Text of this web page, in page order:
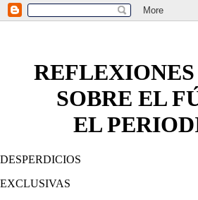
REFLEXIONES
SOBRE EL
EL
DESPERDICIOS
EXCLUSIVAS